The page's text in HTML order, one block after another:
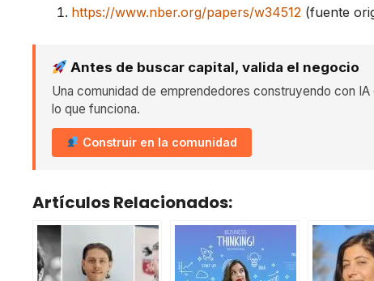
https://www.nber.org/papers/w34512 (fuente
Antes de buscar capital, valida el negocio
Una comunidad de emprendedores construyendo con
lo que funciona.
Construir en la comunidad
Artículos Relacionados: